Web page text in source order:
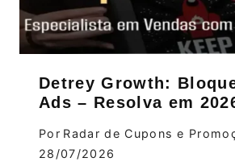
Detrey Growth:
Ads – Resolva em
Por Radar de Cupons e
28/07/2026